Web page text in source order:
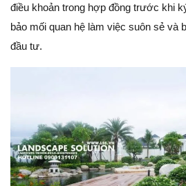
điều khoản trong hợp đồng trước khi
bảo mối quan hệ làm việc suôn sẻ và
đầu tư.